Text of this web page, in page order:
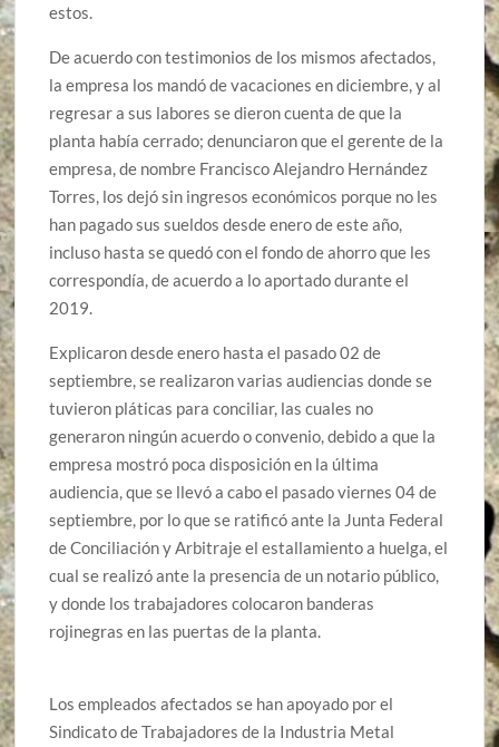
estos.
De acuerdo con testimonios de los mismos afectados,
la empresa los mandó de vacaciones en diciembre, y al
regresar a sus labores se dieron cuenta de que la
planta había cerrado; denunciaron que el gerente de la
empresa, de nombre Francisco Alejandro Hernández
Torres, los dejó sin ingresos económicos porque no les
han pagado sus sueldos desde enero de este año,
incluso hasta se quedó con el fondo de ahorro que les
correspondía, de acuerdo a lo aportado durante el
2019.
Explicaron desde enero hasta el pasado 02 de
septiembre, se realizaron varias audiencias donde se
tuvieron pláticas para conciliar, las cuales no
generaron ningún acuerdo o convenio, debido a que la
empresa mostró poca disposición en la última
audiencia, que se llevó a cabo el pasado viernes 04 de
septiembre, por lo que se ratificó ante la Junta Federal
de Conciliación y Arbitraje el estallamiento a huelga, el
cual se realizó ante la presencia de un notario público,
y donde los trabajadores colocaron banderas
rojinegras en las puertas de la planta.
Los empleados afectados se han apoyado por el
Sindicato de Trabajadores de la Industria Metal